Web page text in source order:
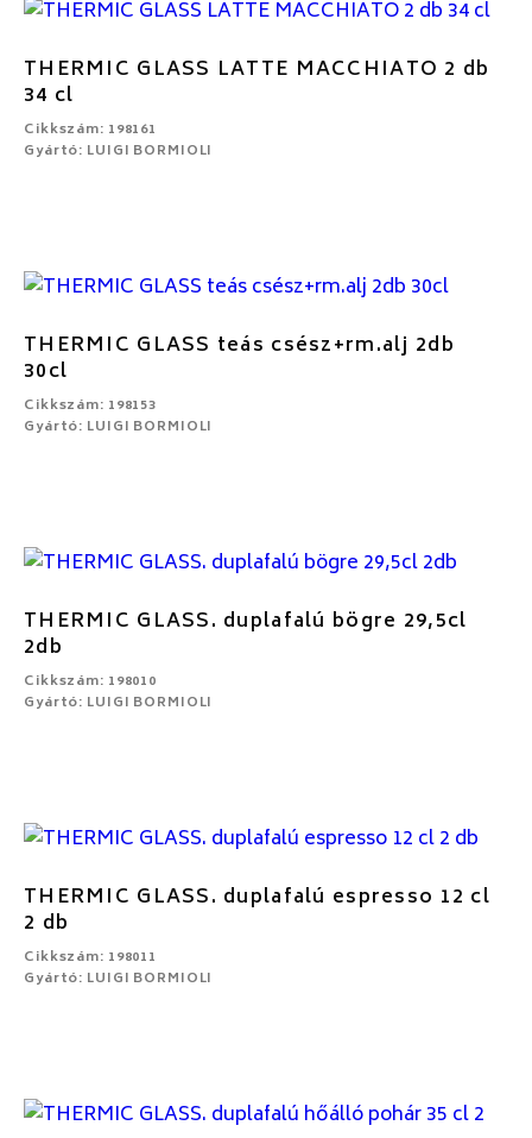
THERMIC GLASS LATTE MACCHIATO 2 db
34 cl
Cikkszám: 198161
Gyártó: LUIGI BORMIOLI
THERMIC GLASS teás csész+rm.alj 2db
30cl
Cikkszám: 198153
Gyártó: LUIGI BORMIOLI
THERMIC GLASS. duplafalú bögre 29,5cl
2db
Cikkszám: 198010
Gyártó: LUIGI BORMIOLI
THERMIC GLASS. duplafalú espresso 12 cl
2 db
Cikkszám: 198011
Gyártó: LUIGI BORMIOLI